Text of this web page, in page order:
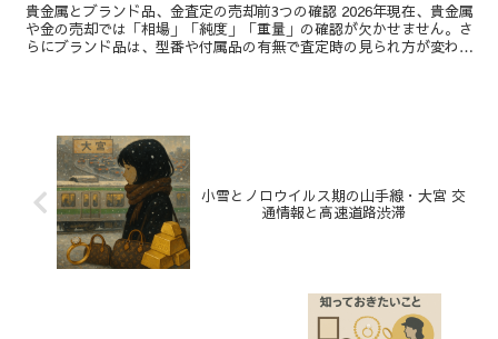
貴金属とブランド品、金査定の売却前3つの確認 2026年現在、貴金属
や金の売却では「相場」「純度」「重量」の確認が欠かせません。さ
らにブランド品は、型番や付属品の有無で査定時の見られ方が変わり
小雪とノロウイルス期の山手線・大宮 交
通情報と高速道路渋滞